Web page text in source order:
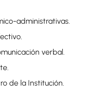
administrativas.
verbal.
de la Institución.